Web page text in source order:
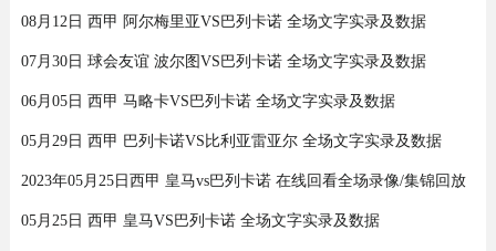
08月12日 西甲 阿尔梅里亚VS巴列卡诺 全场文字实录及数据
07月30日 球会友谊 波尔图VS巴列卡诺 全场文字实录及数据
06月05日 西甲 马略卡VS巴列卡诺 全场文字实录及数据
05月29日 西甲 巴列卡诺VS比利亚雷亚尔 全场文字实录及数据
2023年05月25日西甲 皇马vs巴列卡诺 在线回看全场录像/集锦回放
05月25日 西甲 皇马VS巴列卡诺 全场文字实录及数据